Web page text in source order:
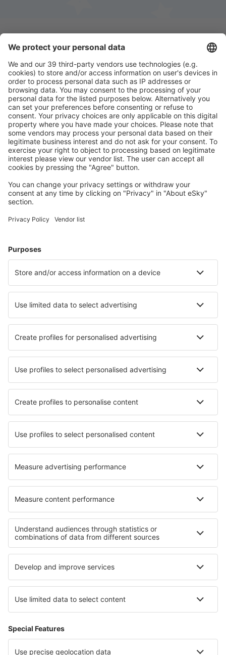
Ladda ner vår appför att enkelt planera
dina resor
Planera din resa
Billiga flyg
Weekendresor
Flyg+Hotell
Hotell
Sevärdheter
Sportevenemang
Läs mer
Mobilapp
Flygbolag
SAS
Ryanair
Lufthansa
Norwegian
WizzAir
Om eSky
Köpvillkor
Mina bokningar
Integritetspolicy
Support och kontakt
Integritet
Länder